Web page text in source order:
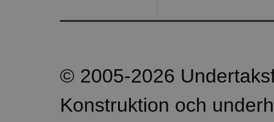
© 2005-2026
Konstruktion och